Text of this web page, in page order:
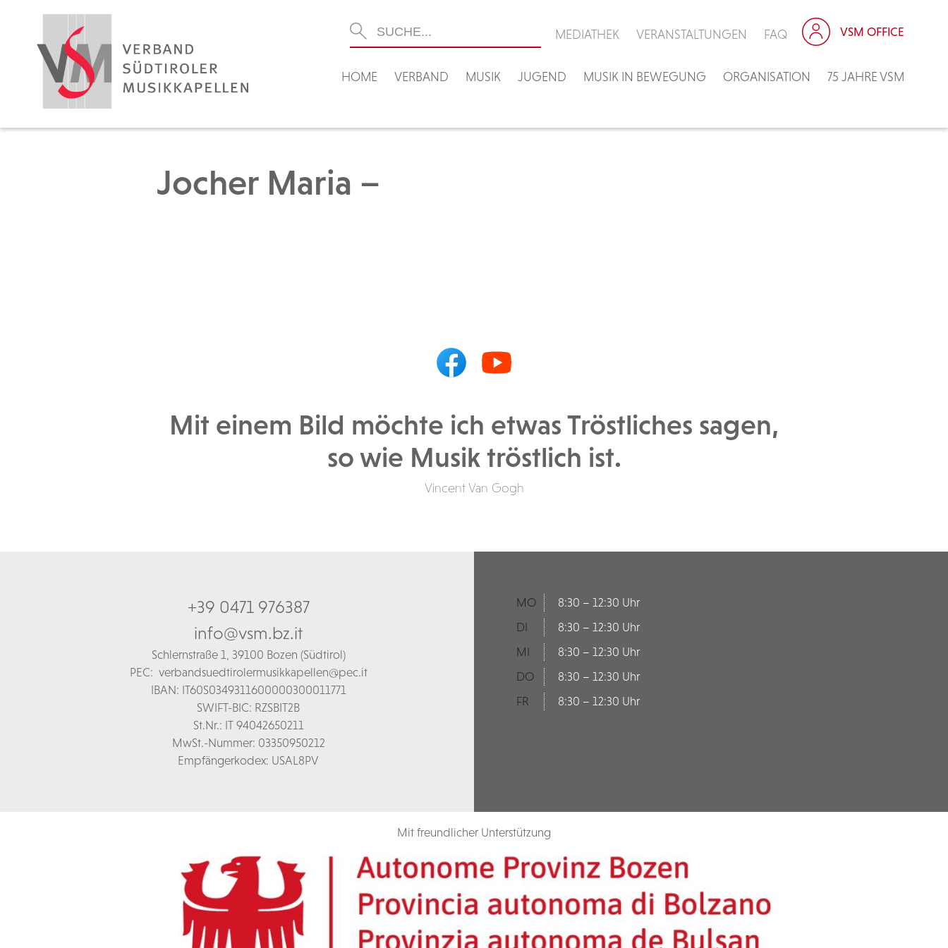
HOME VERBAND MUSIK JUGEND MUSIK IN BEWEGUNG ORGANISATION 75 JAHRE VSM
MEDIATHEK VERANSTALTUNGEN FAQ VSM OFFICE
Jocher Maria –
Mit einem Bild möchte ich etwas Tröstliches sagen,
so wie Musik tröstlich ist.
Vincent Van Gogh
+39 0471 976387
info@vsm.bz.it
Schlernstraße 1, 39100 Bozen (Südtirol)
PEC: verbandsuedtirolermusikkapellen@pec.it
IBAN: IT60S0349311600000300011771
SWIFT-BIC: RZSBIT2B
St.Nr.: IT 94042650211
MwSt.-Nummer: 03350950212
Empfängerkodex: USAL8PV
MO
8:30 – 12:30 Uhr
DI
8:30 – 12:30 Uhr
MI
8:30 – 12:30 Uhr
DO
8:30 – 12:30 Uhr
FR
8:30 – 12:30 Uhr
Mit freundlicher Unterstützung